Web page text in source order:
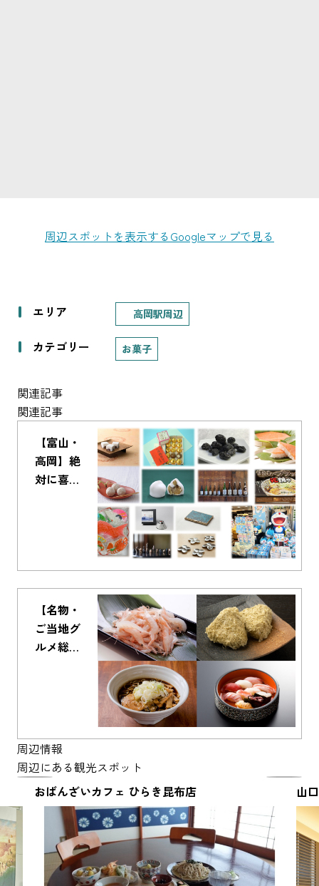
エリア 高岡駅周辺
カテゴリー お菓子
周辺スポットを表示するGoogleマップで見る
関連記事
関連記事
【富山・
高岡】絶
対に喜ば
菓子から
伝統工
芸、ドラ
えもんグ
ッズま
【名物・
ご当地グ
ルメ総ま
う！
周辺情報
周辺にある観光スポット
おばんざいカフェ ひらき昆布店
山